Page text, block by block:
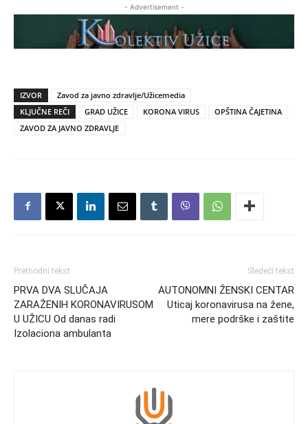
- Advertisement -
IZVOR
Zavod za javno zdravlje/Užicemedia
KLJUČNE REČI
GRAD UŽICE KORONA VIRUS
OPŠTINA ČAJETINA
ZAVOD ZA JAVNO ZDRAVLJE
Prethodni tekst
PRVA DVA SLUČAJA
ZARAŽENIH KORONAVIRUSOM
U UŽICU Od danas radi
Izolaciona ambulanta
Sledeći tekst
AUTONOMNI ŽENSKI CENTAR
Uticaj koronavirusa na žene,
mere podrške i zaštite